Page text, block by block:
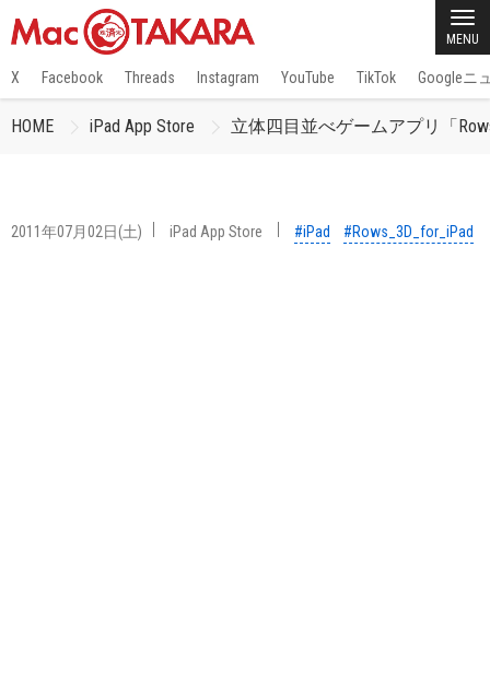
MENU
X Facebook Threads Instagram YouTube TikTok Googleニ
HOME iPad App Store 立体四目並べゲームアプリ「
2011年07月02日(土) iPad App Store #iPad #Rows_3D_for_iPad